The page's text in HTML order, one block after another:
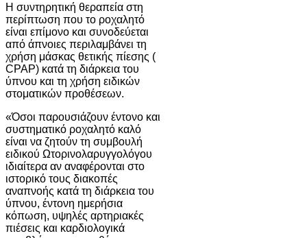
Η συντηρητική θεραπεία στη
περίπτωση που το ροχαλητό
είναι επίμονο και συνοδεύεται
από άπνοιες περιλαμβάνει τη
χρήση μάσκας θετικής πίεσης (
CPAP) κατά τη διάρκεια του
ύπνου και τη χρήση ειδικών
στοματικών προθέσεων.
«Όσοι παρουσιάζουν έντονο και
συστηματικό ροχαλητό καλό
είναι να ζητούν τη συμβουλή
ειδικού Ωτορινολαρυγγολόγου
ιδιαίτερα αν αναφέρονται στο
ιστορικό τους διακοπές
αναπνοής κατά τη διάρκεια του
ύπνου, έντονη ημερήσια
κόπωση, υψηλές αρτηριακές
πιέσεις και καρδιολογικά